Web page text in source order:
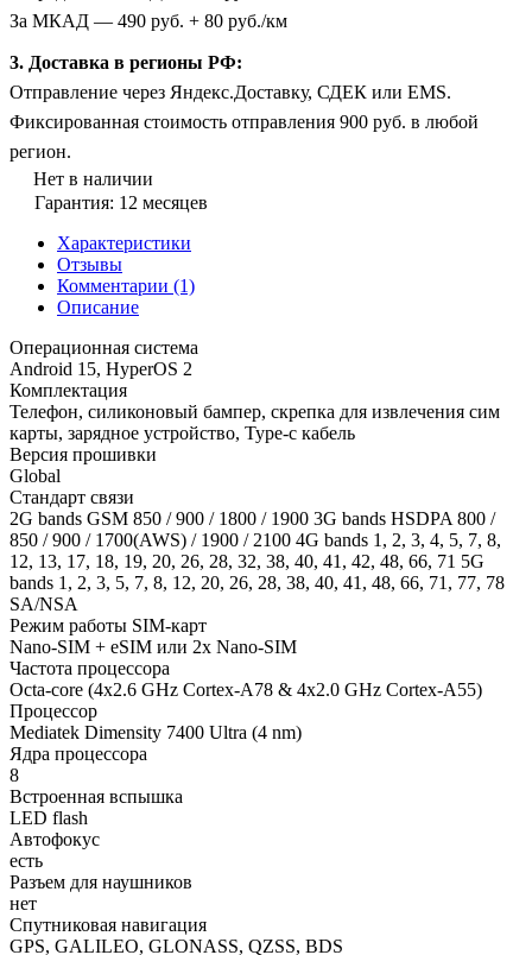
За МКАД — 490 руб. + 80 руб./км
3. Доставка в регионы РФ:
Отправление через Яндекс.Доставку, СДЕК или EMS.
Фиксированная стоимость отправления 900 руб. в любой
регион.
Нет в наличии
Гарантия: 12 месяцев
Характеристики
Отзывы
Комментарии (1)
Описание
Операционная система
Android 15, HyperOS 2
Комплектация
Телефон, силиконовый бампер, скрепка для извлечения сим
карты, зарядное устройство, Type-c кабель
Версия прошивки
Global
Стандарт связи
2G bands GSM 850 / 900 / 1800 / 1900 3G bands HSDPA 800 /
850 / 900 / 1700(AWS) / 1900 / 2100 4G bands 1, 2, 3, 4, 5, 7, 8,
12, 13, 17, 18, 19, 20, 26, 28, 32, 38, 40, 41, 42, 48, 66, 71 5G
bands 1, 2, 3, 5, 7, 8, 12, 20, 26, 28, 38, 40, 41, 48, 66, 71, 77, 78
SA/NSA
Режим работы SIM-карт
Nano-SIM + eSIM или 2x Nano-SIM
Частота процессора
Octa-core (4x2.6 GHz Cortex-A78 & 4x2.0 GHz Cortex-A55)
Процессор
Mediatek Dimensity 7400 Ultra (4 nm)
Ядра процессора
8
Встроенная вспышка
LED flash
Автофокус
есть
Разъем для наушников
нет
Спутниковая навигация
GPS, GALILEO, GLONASS, QZSS, BDS